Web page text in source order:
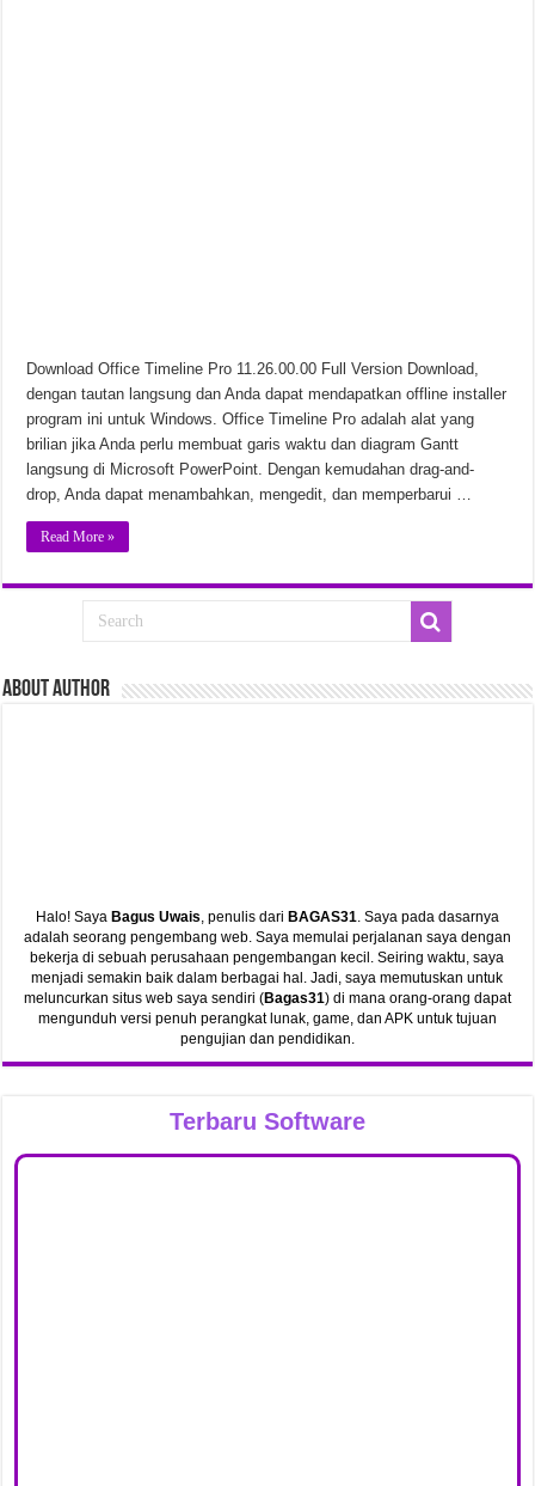
Download Office Timeline Pro 11.26.00.00 Full Version Download,
dengan tautan langsung dan Anda dapat mendapatkan offline installer
program ini untuk Windows. Office Timeline Pro adalah alat yang
brilian jika Anda perlu membuat garis waktu dan diagram Gantt
langsung di Microsoft PowerPoint. Dengan kemudahan drag-and-
drop, Anda dapat menambahkan, mengedit, dan memperbarui …
Read More »
ABout Author
Halo! Saya Bagus Uwais , penulis dari BAGAS31 . Saya pada dasarnya
adalah seorang pengembang web. Saya memulai perjalanan saya dengan
bekerja di sebuah perusahaan pengembangan kecil. Seiring waktu, saya
menjadi semakin baik dalam berbagai hal. Jadi, saya memutuskan untuk
meluncurkan situs web saya sendiri (Bagas31) di mana orang-orang dapat
mengunduh versi penuh perangkat lunak, game, dan APK untuk tujuan
pengujian dan pendidikan.
Terbaru Software